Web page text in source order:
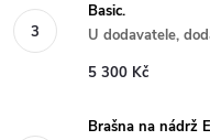
Basic.
U dodavatele,
5 300 Kč
Brašna na nádrž